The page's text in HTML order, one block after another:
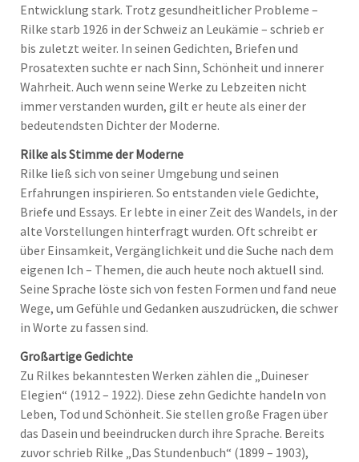
Entwicklung stark. Trotz gesundheitlicher Probleme –
Rilke starb 1926 in der Schweiz an Leukämie – schrieb er
bis zuletzt weiter. In seinen Gedichten, Briefen und
Prosatexten suchte er nach Sinn, Schönheit und innerer
Wahrheit. Auch wenn seine Werke zu Lebzeiten nicht
immer verstanden wurden, gilt er heute als einer der
bedeutendsten Dichter der Moderne.
Rilke als Stimme der Moderne
Rilke ließ sich von seiner Umgebung und seinen
Erfahrungen inspirieren. So entstanden viele Gedichte,
Briefe und Essays. Er lebte in einer Zeit des Wandels, in der
alte Vorstellungen hinterfragt wurden. Oft schreibt er
über Einsamkeit, Vergänglichkeit und die Suche nach dem
eigenen Ich – Themen, die auch heute noch aktuell sind.
Seine Sprache löste sich von festen Formen und fand neue
Wege, um Gefühle und Gedanken auszudrücken, die schwer
in Worte zu fassen sind.
Großartige Gedichte
Zu Rilkes bekanntesten Werken zählen die „Duineser
Elegien“ (1912 – 1922). Diese zehn Gedichte handeln von
Leben, Tod und Schönheit. Sie stellen große Fragen über
das Dasein und beeindrucken durch ihre Sprache. Bereits
zuvor schrieb Rilke „Das Stundenbuch“ (1899 – 1903),